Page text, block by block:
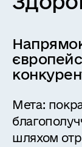
Мета:
шляхом